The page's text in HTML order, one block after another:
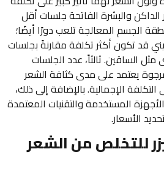
والبشرة الفاتحة جلسات أقل
الجسم المعالجة تلعب دورًا أيضًا؛
قد تكون أكثر تكلفة مقارنةً بجلسات
الساقين. ثالثاً، عدد الجلسات
يعتمد على مدى كثافة الشعر
الإجمالية. بالإضافة إلى ذلك،
المستخدمة والتقنيات المعتمدة
الأسعار.
للتخلص من الشعر